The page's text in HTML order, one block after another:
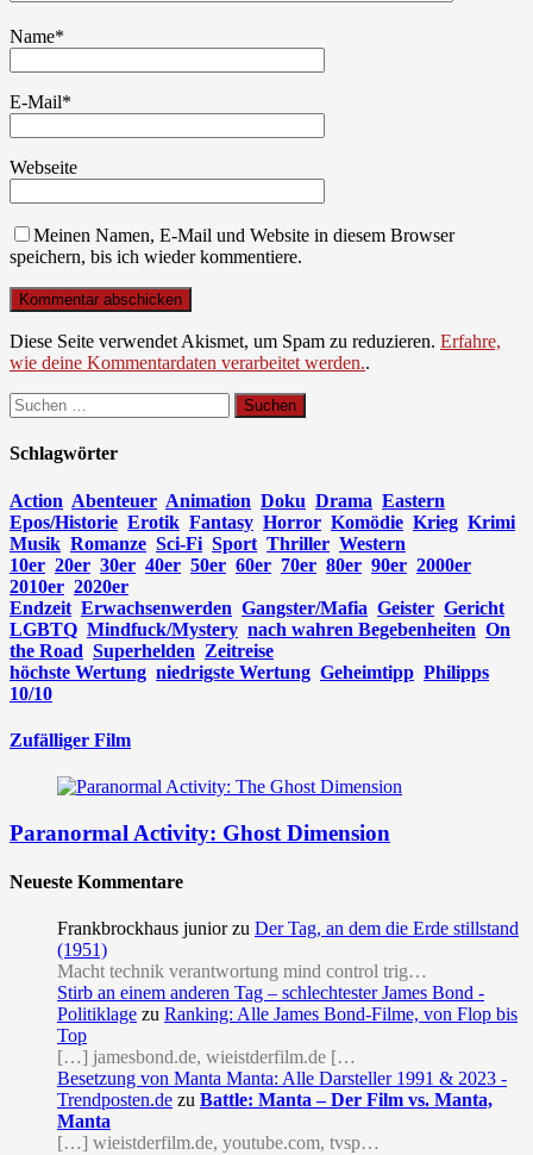
Name*
E-Mail*
Webseite
Meinen Namen, E-Mail und Website in diesem Browser
speichern, bis ich wieder kommentiere.
Diese Seite verwendet Akismet, um Spam zu reduzieren. Erfahre,
wie deine Kommentardaten verarbeitet werden..
Suchen
nach:
Schlagwörter
Action Abenteuer Animation Doku Drama Eastern
Epos/Historie Erotik Fantasy Horror Komödie Krieg Krimi
Musik Romanze Sci-Fi Sport Thriller Western
10er 20er 30er 40er 50er 60er 70er 80er 90er 2000er
2010er 2020er
Endzeit Erwachsenwerden Gangster/Mafia Geister Gericht
LGBTQ Mindfuck/Mystery nach wahren Begebenheiten On
the Road Superhelden Zeitreise
höchste Wertung niedrigste Wertung Geheimtipp Philipps
10/10
Zufälliger Film
Paranormal Activity: Ghost Dimension
Neueste Kommentare
Frankbrockhaus junior zu Der Tag, an dem die Erde stillstand
(1951)
Macht technik verantwortung mind control trig…
Stirb an einem anderen Tag – schlechtester James Bond -
Politiklage zu Ranking: Alle James Bond-Filme, von Flop bis
Top
[…] jamesbond.de, wieistderfilm.de […
Besetzung von Manta Manta: Alle Darsteller 1991 & 2023 -
Trendposten.de zu Battle: Manta – Der Film vs. Manta,
Manta
[…] wieistderfilm.de, youtube.com, tvsp…